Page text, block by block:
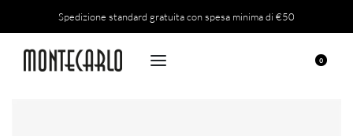
Spedizione standard gratuita con spesa minima di €50
0